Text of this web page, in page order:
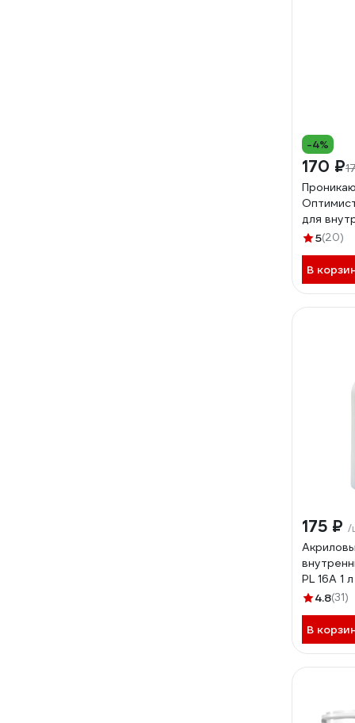
-4%
170 ₽
для
OPG001
5(20)
В
175 ₽ /
PL 16A
4.8(31)
В